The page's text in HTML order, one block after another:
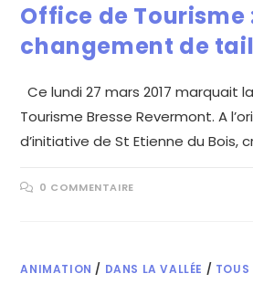
Office de Tourisme
changement de
Ce lundi 27 mars 2017 marquait
Tourisme Bresse Revermont. A
d’initiative de St Etienne du Bois,
0 COMMENTAIRE
ANIMATION / DANS LA VALLÉE / TOUS